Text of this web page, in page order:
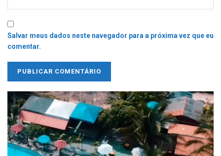
Salvar meus dados neste navegador para a próxima vez que eu
comentar.
Tocador
de
vídeo